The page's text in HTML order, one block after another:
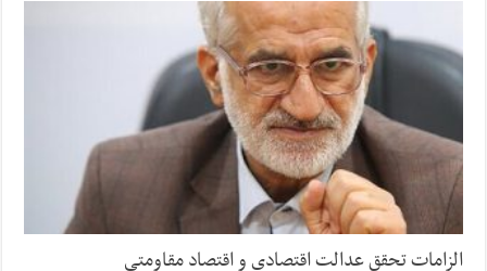
الزامات تحقق عدالت اقتصادی و اقتصاد مقاومتی